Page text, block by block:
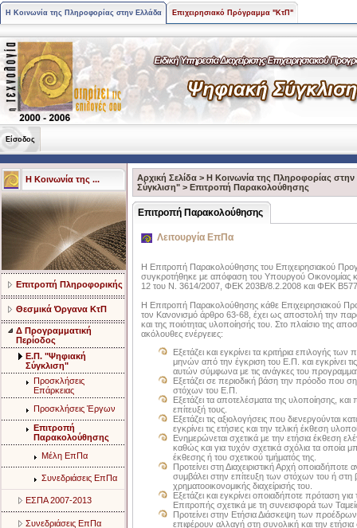
Η Κοινωνία της Πληροφορίας στην Ελλάδα Επιχειρησιακό Πρόγραμμα "ΚτΠ"
Είσοδος
Η Κοινωνία της ...
Επιτροπή Πληροφορικής
Θεσμικά Όργανα ΚτΠ
Δ Προγραμματική
Περίοδος
Ε.Π. "Ψηφιακή
Σύγκλιση"
Προσκλήσεις
Επάρκειας
Προσκλήσεις Έργων
Επιτροπή
Παρακολούθησης
Μέλη ΕπΠα
Συνεδριάσεις ΕπΠα
ΕΣΠΑ 2007-2013
Συνεδριάσεις ΕπΠα
Αρχική Σελίδα > Η Κοινωνία της Πληροφορίας
Σύγκλιση" > Επιτροπή Παρακολούθησης
Επιτροπή Παρακολούθησης
Λειτουργία ΕπΠα
Η Επιτροπή Παρακολούθησης του Επιχειρησιακού
συγκροτήθηκε με απόφαση του Υπουργού Οικονομίας
12 του Ν. 3614/2007, ΦΕΚ 203Β/8.2.2008 και ΦΕΚ
Η Επιτροπή Παρακολούθησης κάθε Επιχειρησιακού
τον Κανονισμό άρθρο 63-68, έχει ως αποστολή την
και της ποιότητας υλοποίησής του. Στο πλαίσιο της
ακόλουθες ενέργειες:
Εξετάζει και εγκρίνει τα κριτήρια επιλογής
μηνών από την έγκριση του Ε.Π. και εγκρίνει
αυτών σύμφωνα με τις ανάγκες του
Εξετάζει σε περιοδική βάση την πρόοδο που
στόχων του Ε.Π.
Εξετάζει τα αποτελέσματα της υλοποίησης, και
επίτευξή τους.
Εξετάζει τις αξιολογήσεις που διενεργούνται
εγκρίνει τις ετήσιες και την τελική έκθεση
Ενημερώνεται σχετικά με την ετήσια έκθεση
καθώς και για τυχόν σχετικά σχόλια τα οποία
έκθεσης ή του σχετικού τμήματός της.
Προτείνει στη Διαχειριστική Αρχή
συμβάλει στην επίτευξη των στόχων του ή στη
χρηματοοικονομικής διαχείρισής του.
Εξετάζει και εγκρίνει οποιαδήποτε πρόταση
Επιτροπής σχετικά με τη συνεισφορά των
Προτείνει στην Ετήσια Διάσκεψη των
επιφέρουν αλλαγή στη συνολική και την